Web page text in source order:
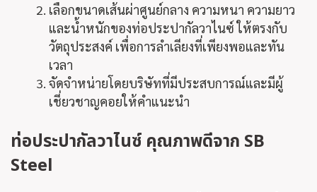
เลือกขนาดเส้นผ่าศูนย์กลาง ความหนา ความยาว
และน้ำหนักของท่อประปากัลวาไนซ์ ให้ตรงกับ
วัตถุประสงค์ เพื่อการลำเลียงที่เพียงพอและทัน
เวลา
จัดจำหน่ายโดยบริษัทที่มีประสบการณ์และมีผู้
เชี่ยวชาญคอยให้คำแนะนำ
ท่อประปากัลวาไนซ์ คุณภาพดีจาก SB
Steel